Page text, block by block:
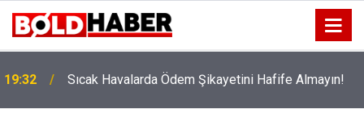
19:32 Sıcak Havalarda Ödem Şikayetini Hafife Almayın!